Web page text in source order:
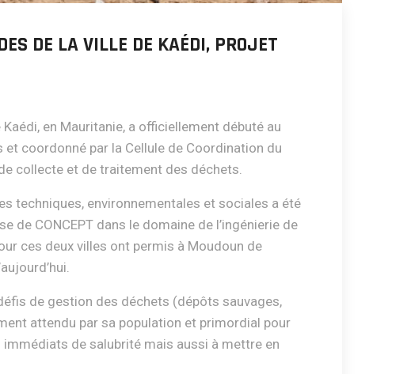
DE LA VILLE DE KAÉDI, PROJET
en Mauritanie, a officiellement débuté au
coordonné par la Cellule de Coordination du
collecte et de traitement des déchets.
techniques, environnementales et sociales a été
de CONCEPT dans le domaine de l’ingénierie de
ces deux villes ont permis à Moudoun de
de gestion des déchets (dépôts sauvages,
attendu par sa population et primordial pour
de salubrité mais aussi à mettre en